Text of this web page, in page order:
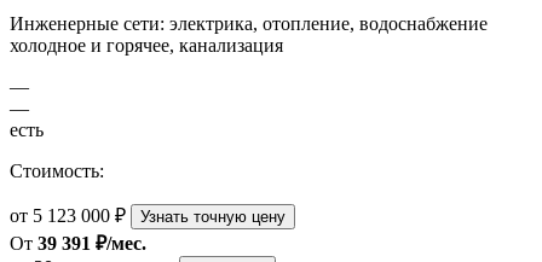
Инженерные сети: электрика, отопление, водоснабжение
холодное и горячее, канализация
—
—
есть
Стоимость:
от 5 123 000 ₽ Узнать точную цену
От 39 391 ₽/мес.